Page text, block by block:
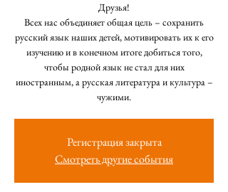
Друзья!
Всех нас объединяет общая цель – сохранить
русский язык наших детей, мотивировать их к его
изучению и в конечном итоге добиться того,
чтобы родной язык не стал для них
иностранным, а русская литература и культура –
Регистрация закрыта
Смотреть другие события